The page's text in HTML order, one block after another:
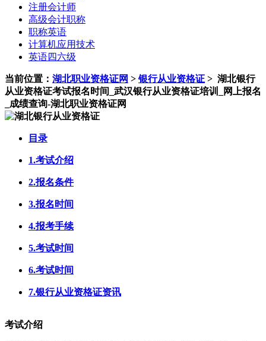
注册会计师
高级会计职称
职称英语
计算机应用技术
英语四六级
当前位置： 湖北职业资格证网 >银行从业资格证 > 湖北银行
从业资格证考试报名时间_武汉银行从业资格证培训_网上报名
_成绩查询-湖北职业资格证网
目录
1.考试介绍
2.报名条件
3.报名时间
4.报考手续
5.考试时间
6.考试时间
7.银行从业资格证资讯
考试介绍